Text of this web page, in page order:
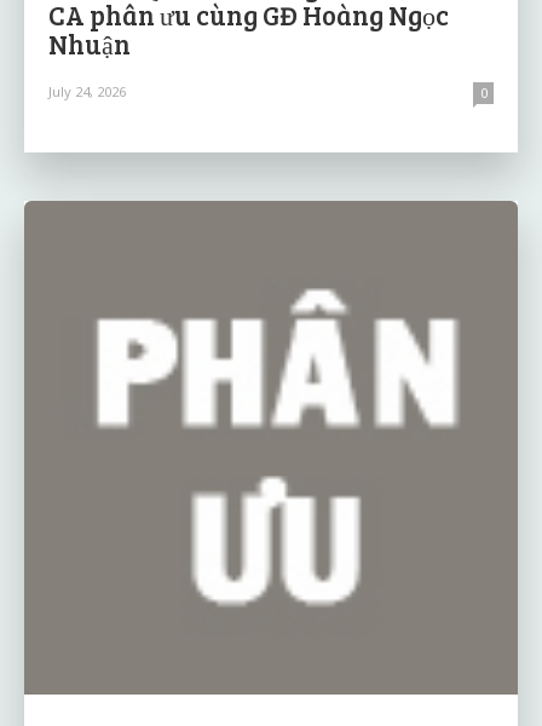
CA phân ưu cùng GĐ Hoàng Ngọc
Nhuận
July 24, 2026 0